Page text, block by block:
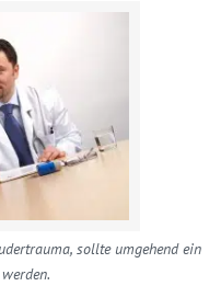
sollte umgehend ein